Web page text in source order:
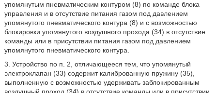
упомянутым пневматическим контуром (8) по команде блока
управления и в отсутствие питания газом под давлением
упомянутого пневматического контура (8) и с возможностью
блокировки упомянутого воздушного прохода (34) в отсутствие
команды или в присутствии питания газом под давлением
упомянутого пневматического контура.
3. Устройство по п. 2, отличающееся тем, что упомянутый
электроклапан (33) содержит калиброванную пружину (35),
выполненную с возможностью удерживать заблокированным